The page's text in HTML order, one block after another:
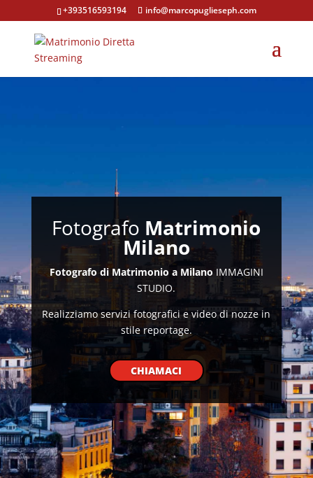
+393516593194 info@marcopuglieseph.com
Fotografo Matrimonio
Milano
Fotografo di Matrimonio a Milano IMMAGINI
STUDIO.
Realizziamo servizi fotografici e video di nozze in
stile reportage.
CHIAMACI